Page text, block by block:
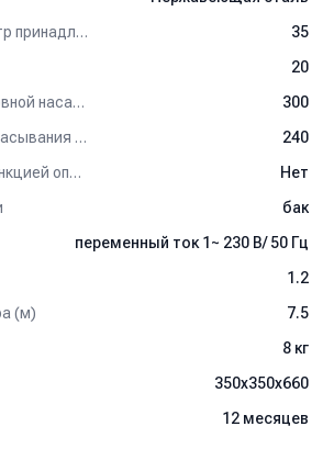
использования и
любых предприятий ремесленной и
оптовой и розничной торговли,
может использоваться для уборки
также рекомендован для
компаниями.
Номинальный диаметр принадлежностей (мм)
35
20
Рабочая ширина основной насадки (мм)
300
Разрежение / сила всасывания (мбар)
240
Рамная тележка с функцией опрокидывания бака
Нет
бак
переменный ток 1~ 230 В/ 50 Гц
1.2
(м)
7.5
8 кг
350х350х660
12 месяцев